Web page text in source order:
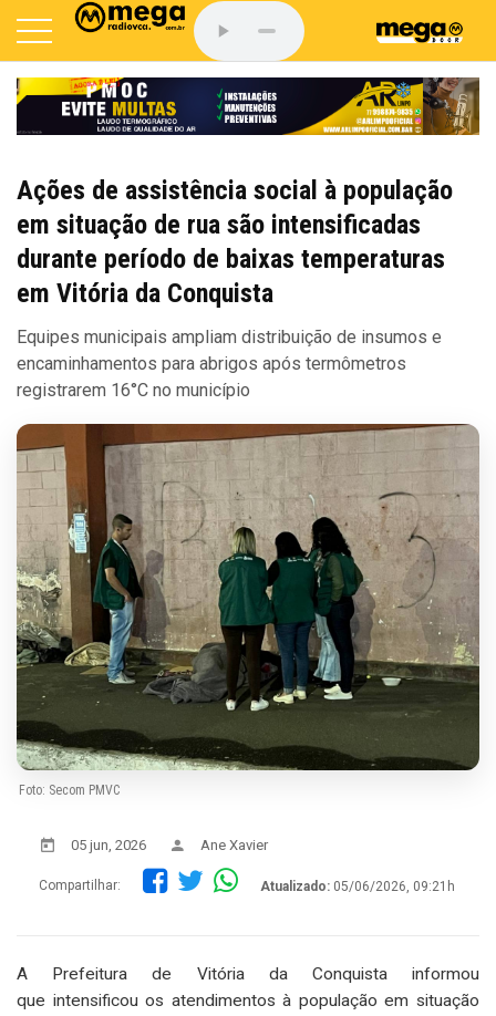
Ações de assistência social à população
em situação de rua são intensificadas
durante período de baixas temperaturas
em Vitória da Conquista
Equipes municipais ampliam distribuição de insumos e
encaminhamentos para abrigos após termômetros
registrarem 16°C no município
Foto: Secom PMVC
05 jun, 2026 Ane Xavier
Compartilhar: Atualizado: 05/06/2026, 09:21h
A Prefeitura de Vitória da Conquista informou
que intensificou os atendimentos à população em situação